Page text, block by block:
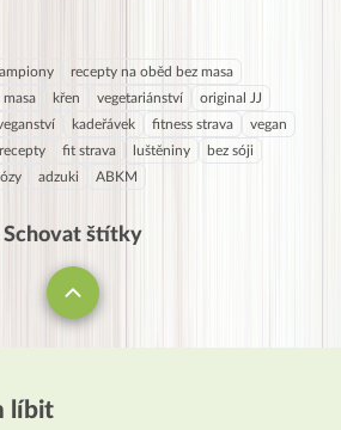
recepty na oběd bez masa
křen vegetariánství
original JJ
kadeřávek fitness strava
vegan
fit strava luštěniny
bez sóji
adzuki ABKM
Schovat štítky
líbit